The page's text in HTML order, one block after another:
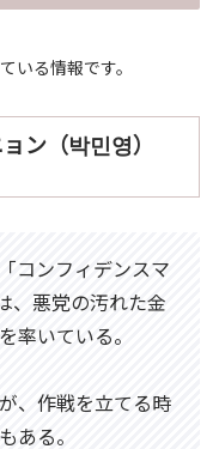
いる情報です。
ン（박민영）
コンフィデンスマ
、悪党の汚れた金
率いている。
、作戦を立てる時
ある。